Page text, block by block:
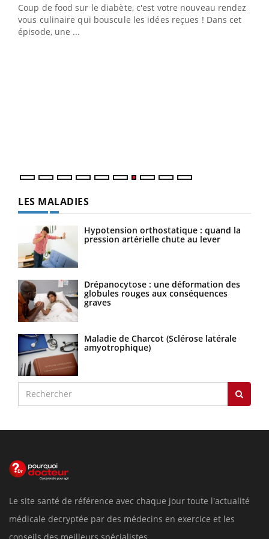
Coup de food sur le diabète, c'est votre nouveau rendez-
vous culinaire qui bouscule les idées reçues ! Dans cet
épisode, une ...
LES MALADIES
Hypotension orthostatique : quand la
pression artérielle chute au lever
Drépanocytose : une déformation des
globules rouges aux conséquences
graves
Maladie de Charcot (Sclérose latérale
amyotrophique)
Le site santé de référence avec chaque jour toute l'actualité
médicale decryptée par des médecins en exercice et les
conseils des meilleurs spécialistes.